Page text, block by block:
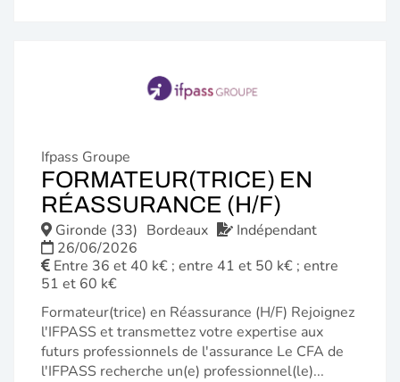
Ifpass Groupe
FORMATEUR(TRICE) EN
RÉASSURANCE (H/F)
FENÊTRE)
Gironde (33) Bordeaux
Indépendant
26/06/2026
Entre 36 et 40 k€ ; entre 41 et 50 k€ ; entre
51 et 60 k€
Formateur(trice) en Réassurance (H/F) Rejoignez
l'IFPASS et transmettez votre expertise aux
futurs professionnels de l'assurance Le CFA de
l'IFPASS recherche un(e) professionnel(le)...